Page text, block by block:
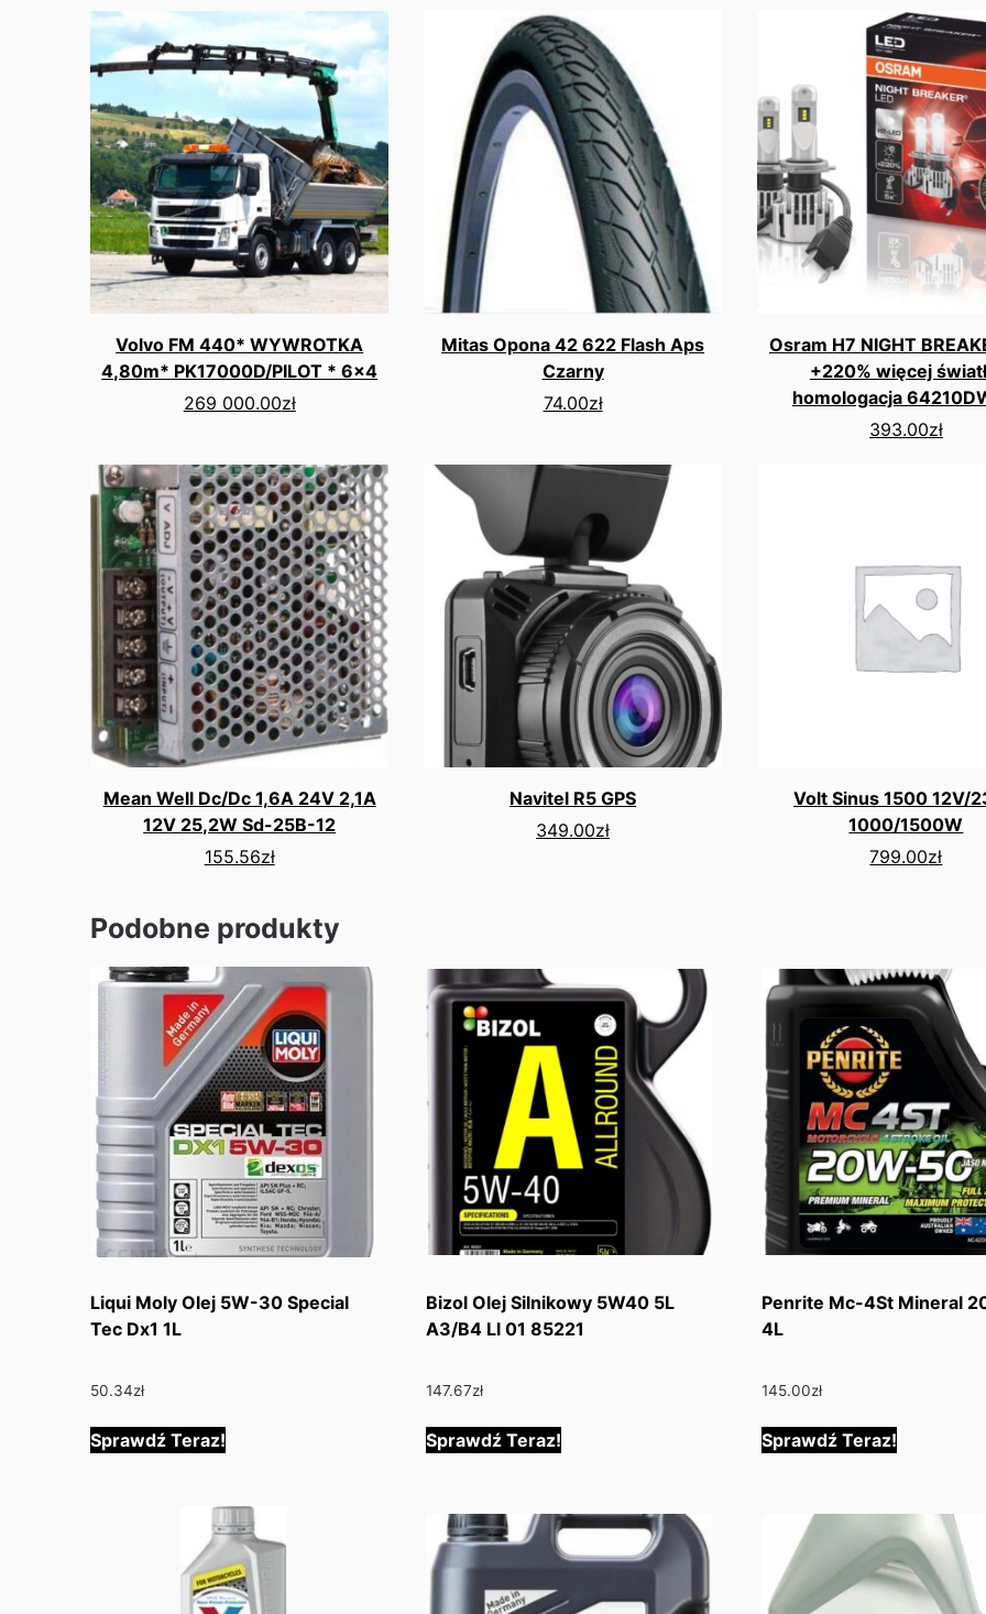
Volvo FM 440* WYWROTKA
4,80m* PK17000D/PILOT * 6x4
269 000.00zł
Mitas Opona 42 622 Flash Aps
Czarny
74.00zł
Osram H7 NIGHT
+220% więcej
homologacja
393.00zł
Mean Well Dc/Dc 1,6A 24V 2,1A
12V 25,2W Sd-25B-12
155.56zł
Navitel R5 GPS
349.00zł
Volt Sinus 1500 12V/
1000/1500W
799.00zł
Podobne produkty
Liqui Moly Olej 5W-30 Special
Tec Dx1 1L
50.34zł
Sprawdź Teraz!
Bizol Olej Silnikowy 5W40 5L
A3/B4 Ll 01 85221
147.67zł
Sprawdź Teraz!
Penrite Mc-4St Mineral
4L
145.00zł
Sprawdź Teraz!